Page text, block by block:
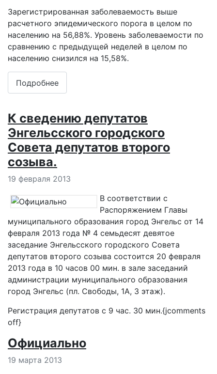
Зарегистрированная заболеваемость выше
расчетного эпидемического порога в целом по
населению на 56,88%. Уровень заболеваемости по
сравнению с предыдущей неделей в целом по
населению снизился на 15,58%.
Подробнее
К сведению депутатов
Энгельсского городского
Совета депутатов второго
созыва.
Информация о материале
19 февраля 2013
В соответствии с
Распоряжением Главы
муниципального образования город Энгельс от 14
февраля 2013 года № 4 семьдесят девятое
заседание Энгельсского городского Совета
депутатов второго созыва состоится 20 февраля
2013 года в 10 часов 00 мин. в зале заседаний
администрации муниципального образования
город Энгельс (пл. Свободы, 1А, 3 этаж).
Регистрация депутатов с 9 час. 30 мин.{jcomments
off}
Официально
Информация о материале
19 марта 2013